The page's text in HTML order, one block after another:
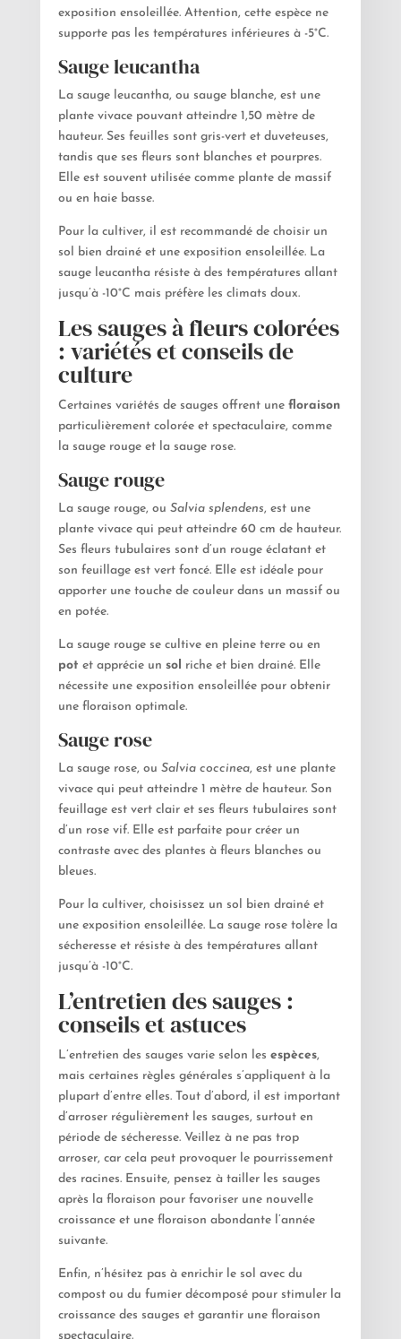
exposition ensoleillée. Attention, cette espèce ne
supporte pas les températures inférieures à -5°C.
Sauge leucantha
La sauge leucantha, ou sauge blanche, est une
plante vivace pouvant atteindre 1,50 mètre de
hauteur. Ses feuilles sont gris-vert et duveteuses,
tandis que ses fleurs sont blanches et pourpres.
Elle est souvent utilisée comme plante de massif
ou en haie basse.
Pour la cultiver, il est recommandé de choisir un
sol bien drainé et une exposition ensoleillée. La
sauge leucantha résiste à des températures allant
jusqu’à -10°C mais préfère les climats doux.
Les sauges à fleurs colorées
: variétés et conseils de
culture
Certaines variétés de sauges offrent une floraison
particulièrement colorée et spectaculaire, comme
la sauge rouge et la sauge rose.
Sauge rouge
La sauge rouge, ou Salvia splendens, est une
plante vivace qui peut atteindre 60 cm de hauteur.
Ses fleurs tubulaires sont d’un rouge éclatant et
son feuillage est vert foncé. Elle est idéale pour
apporter une touche de couleur dans un massif ou
en potée.
La sauge rouge se cultive en pleine terre ou en
pot et apprécie un sol riche et bien drainé. Elle
nécessite une exposition ensoleillée pour obtenir
une floraison optimale.
Sauge rose
La sauge rose, ou Salvia coccinea, est une plante
vivace qui peut atteindre 1 mètre de hauteur. Son
feuillage est vert clair et ses fleurs tubulaires sont
d’un rose vif. Elle est parfaite pour créer un
contraste avec des plantes à fleurs blanches ou
bleues.
Pour la cultiver, choisissez un sol bien drainé et
une exposition ensoleillée. La sauge rose tolère la
sécheresse et résiste à des températures allant
jusqu’à -10°C.
L’entretien des sauges :
conseils et astuces
L’entretien des sauges varie selon les espèces,
mais certaines règles générales s’appliquent à la
plupart d’entre elles. Tout d’abord, il est important
d’arroser régulièrement les sauges, surtout en
période de sécheresse. Veillez à ne pas trop
arroser, car cela peut provoquer le pourrissement
des racines. Ensuite, pensez à tailler les sauges
après la floraison pour favoriser une nouvelle
croissance et une floraison abondante l’année
suivante.
Enfin, n’hésitez pas à enrichir le sol avec du
compost ou du fumier décomposé pour stimuler la
croissance des sauges et garantir une floraison
spectaculaire.